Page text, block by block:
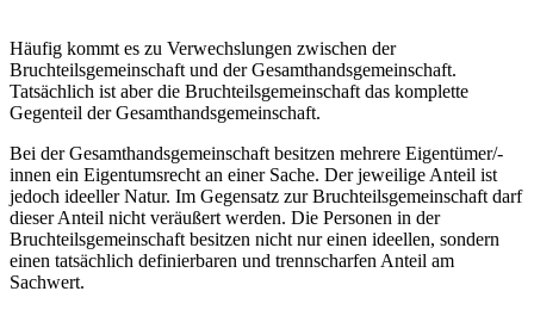
Häufig kommt es zu Verwechslungen zwischen der
Bruchteilsgemeinschaft und der Gesamthandsgemeinschaft.
Tatsächlich ist aber die Bruchteilsgemeinschaft das komplette
Gegenteil der Gesamthandsgemeinschaft.
Bei der Gesamthandsgemeinschaft besitzen mehrere Eigentümer/-
innen ein Eigentumsrecht an einer Sache. Der jeweilige Anteil ist
jedoch ideeller Natur. Im Gegensatz zur Bruchteilsgemeinschaft darf
dieser Anteil nicht veräußert werden. Die Personen in der
Bruchteilsgemeinschaft besitzen nicht nur einen ideellen, sondern
einen tatsächlich definierbaren und trennscharfen Anteil am
Sachwert.